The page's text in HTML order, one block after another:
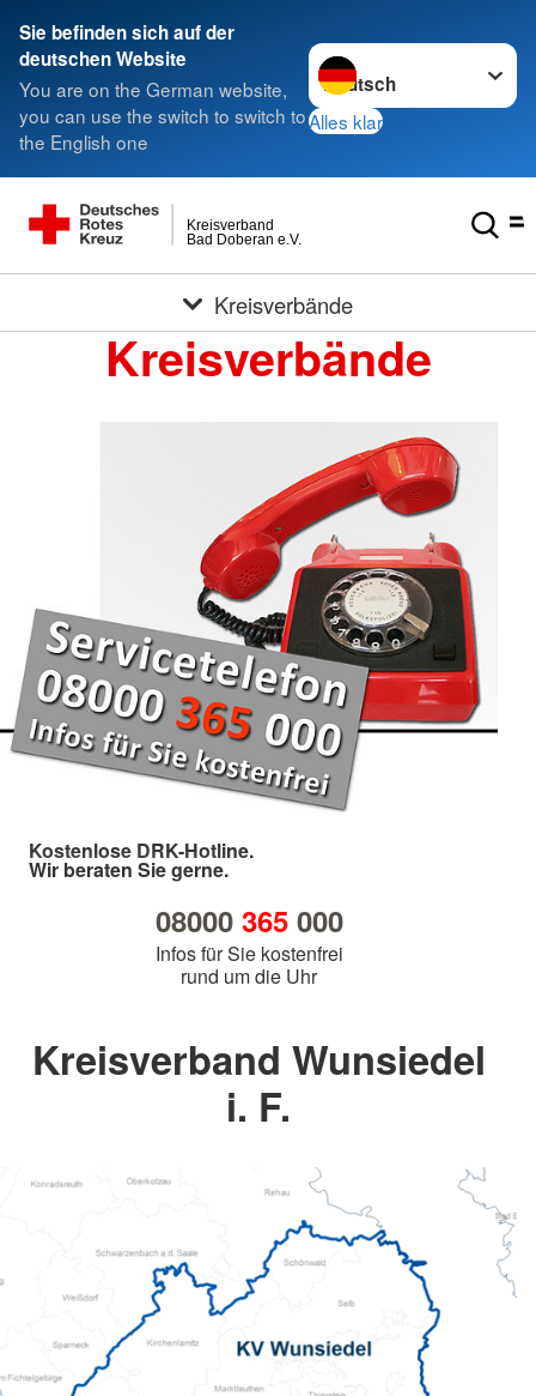
Sie befinden sich auf der
deutschen Website
You are on the German website,
you can use the switch to switch to
the English one
Sprache wechseln zu
Alles klar
Bad Doberan e.V.
Kreisverband
Kreisverbände
Kreisverbände
Kostenlose DRK-Hotline.
Wir beraten Sie gerne.
08000 365000
Infos für Sie kostenfrei
rund um die Uhr
Kreisverband Wunsiedel
i. F.